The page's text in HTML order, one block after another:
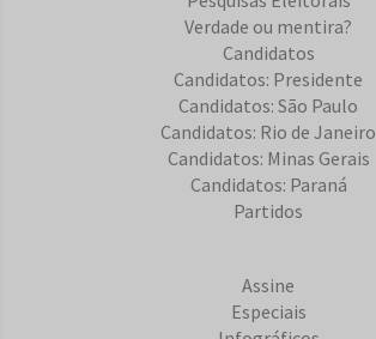
Verdade ou mentira?
Candidatos
Candidatos: Presidente
Candidatos: São Paulo
Candidatos: Rio de Janeiro
Candidatos: Minas Gerais
Candidatos: Paraná
Partidos
Assine
Especiais